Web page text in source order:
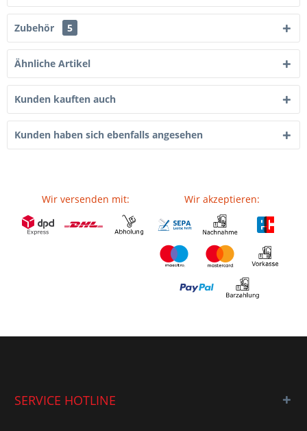
Zubehör 5
Ähnliche Artikel
Kunden kauften auch
Kunden haben sich ebenfalls angesehen
Wir versenden mit: Wir akzeptieren:
SERVICE HOTLINE